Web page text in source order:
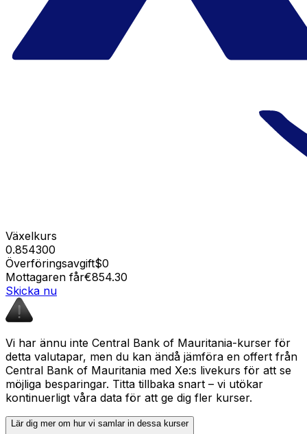
Växelkurs
0.854300
Överföringsavgift$0
Mottagaren får€854.30
Skicka nu
Vi har ännu inte Central Bank of Mauritania-kurser för
detta valutapar, men du kan ändå jämföra en offert från
Central Bank of Mauritania med Xe:s livekurs för att se
möjliga besparingar. Titta tillbaka snart – vi utökar
kontinuerligt våra data för att ge dig fler kurser.
Lär dig mer om hur vi samlar in dessa kurser